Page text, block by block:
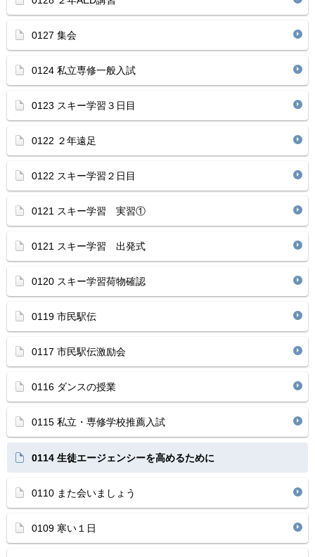
0127 集会
0124 私立専修一般入試
0123 スキー学習３日目
0122 ２年遠足
0122 スキー学習２日目
0121 スキー学習 実習①
0121 スキー学習 出発式
0120 スキー学習荷物確認
0119 市民駅伝
0117 市民駅伝激励会
0116 ダンスの授業
0115 私立・専修学校推薦入試
0114 生徒エージェンシーを高めるために
0110 また会いましょう
0109 寒い１日